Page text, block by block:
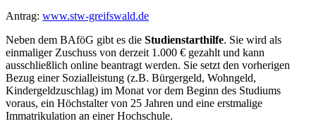
Antrag: www.stw-greifswald.de
Neben dem BAföG gibt es die Studienstarthilfe. Sie wird als
einmaliger Zuschuss von derzeit 1.000 € gezahlt und kann
ausschließlich online beantragt werden. Sie setzt den vorherigen
Bezug einer Sozialleistung (z.B. Bürgergeld, Wohngeld,
Kindergeldzuschlag) im Monat vor dem Beginn des Studiums
voraus, ein Höchstalter von 25 Jahren und eine erstmalige
Immatrikulation an einer Hochschule.